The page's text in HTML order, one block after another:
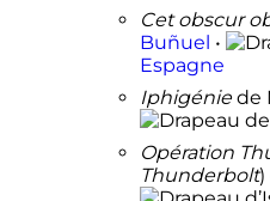
Cet obscur
Buñuel •
Espagne
Iphigéniede
Opération
Thunderbolt)